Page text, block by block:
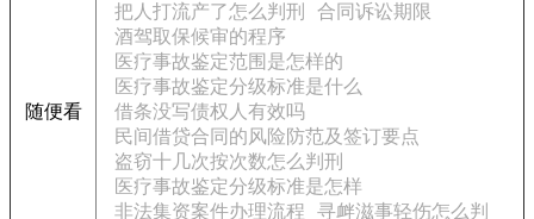
随便看
把人打流产了怎么判刑
合同诉讼期限
酒驾取保候审的程序
医疗事故鉴定范围是怎样的
医疗事故鉴定分级标准是什么
借条没写债权人有效吗
民间借贷合同的风险防范及签订要点
盗窃十几次按次数怎么判刑
医疗事故鉴定分级标准是怎样
非法集资案件办理流程
寻衅滋事轻伤怎么判